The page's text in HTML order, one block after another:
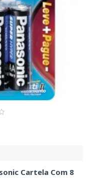
Cartela Com 8